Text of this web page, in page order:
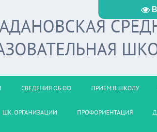
СВЕДЕНИЯ ОБ ОО ПРИЁМ В ШКОЛУ
ШК. ОРГАНИЗАЦИИ ПРОФОРИЕНТАЦИЯ